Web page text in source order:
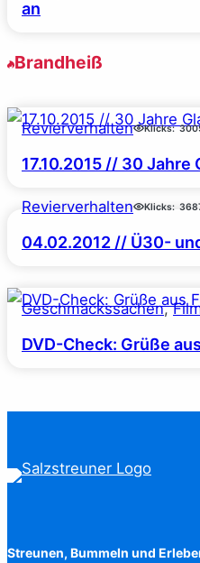
an
Brandheiß
Revierverhalten Klicks:
17.10.2015 // 30 Jahre
Revierverhalten Klicks:
04.02.2012 // Ü30-
Geschmackssachen,
DVD-Check: Grüße
Streunen, Bummeln und